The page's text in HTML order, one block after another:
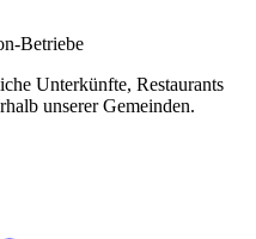
Betriebe
Unterkünfte, Restaurants
unserer Gemeinden.